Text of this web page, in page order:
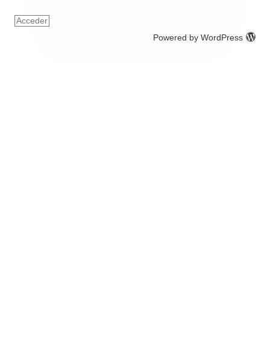
Acceder
Powered by WordPress